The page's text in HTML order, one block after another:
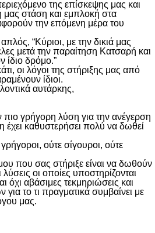
της επίσκεψης μας και
μας στάση και εμπλοκή στα
την επόμενη μέρα του
“Κύριοι, με την δικιά μας
μετά την παραίτηση Κατσαρή και
ίδιο δρόμο.”
οι λόγοι της στήριξης μας από
ίδιοι.
αυτάρκης,
πιο γρήγορη λύση για την ανέγερση
καθυστερήσει πολύ να δωθεί
ούτε σίγουροι, ούτε
που σας στήριξε είναι να δωθούν
οι οποίες υποστηρίζονται
αβάσιμες τεκμηριώσεις και
το τι πραγματικά συμβαίνει με
μας.